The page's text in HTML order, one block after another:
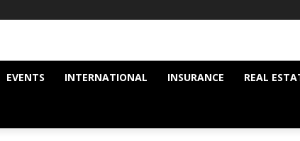
EVENTS INTERNATIONAL INSURANCE REAL